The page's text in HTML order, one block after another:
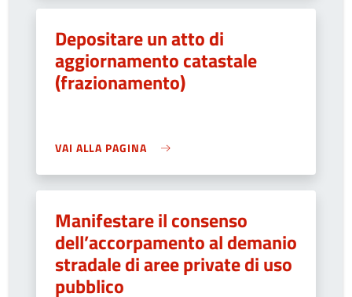
Depositare un atto di
aggiornamento catastale
(frazionamento)
VAI ALLA PAGINA
Manifestare il consenso
dell’accorpamento al demanio
stradale di aree private di uso
pubblico